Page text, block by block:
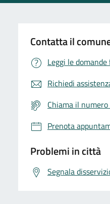
Contatta il
Leggi le
Richiedi
Chiama il
Prenota
Problemi in città
Segnala